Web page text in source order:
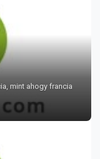
mint ahogy francia